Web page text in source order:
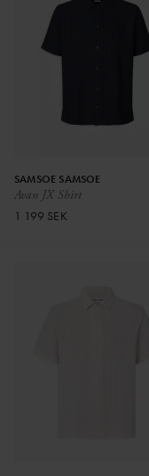
Avan JX Shirt
SAMSOE SAMSOE
1 199 SEK